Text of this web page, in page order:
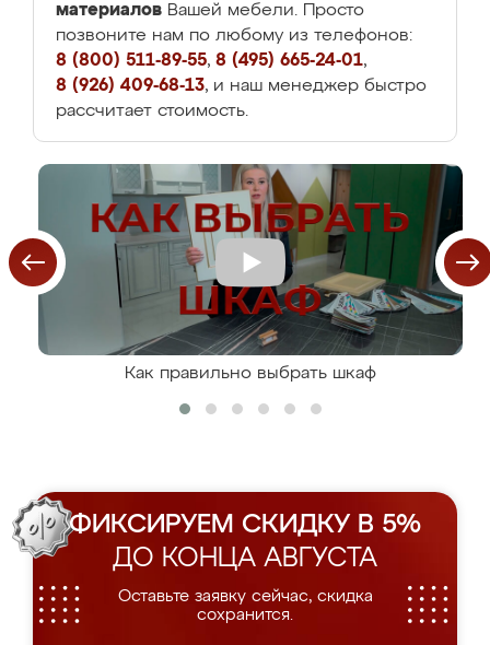
материалов Вашей мебели. Просто
позвоните нам по любому из телефонов:
8 (800) 511-89-55, 8 (495) 665-24-01,
8 (926) 409-68-13, и наш менеджер быстро
рассчитает стоимость.
Как правильно выбрать шкаф
ФИКСИРУЕМ СКИДКУ В 5%
ДО КОНЦА АВГУСТА
Оставьте заявку сейчас, скидка
сохранится.